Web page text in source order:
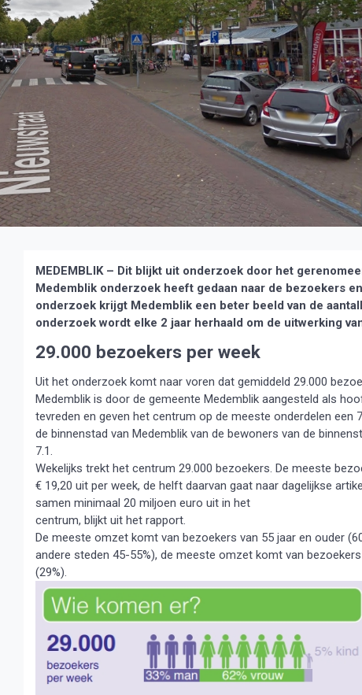
MEDEMBLIK – Dit blijkt uit onderzoek door het
Medemblik onderzoek heeft gedaan naar de bezoekers
onderzoek krijgt Medemblik een beter beeld van de
onderzoek wordt elke 2 jaar herhaald om de uitwerking
29.000 bezoekers per week
Uit het onderzoek komt naar voren dat gemiddeld 29.000
Medemblik is door de gemeente Medemblik aangesteld als
tevreden en geven het centrum op de meeste onderdelen een
de binnenstad van Medemblik van de bewoners van de
7.1.
Wekelijks trekt het centrum 29.000 bezoekers. De meeste
€ 19,20 uit per week, de helft daarvan gaat naar dagelijkse
samen minimaal 20 miljoen euro uit in het
centrum, blijkt uit het rapport.
De meeste omzet komt van bezoekers van 55 jaar en ouder
andere steden 45-55%), de meeste omzet komt van
(29%).